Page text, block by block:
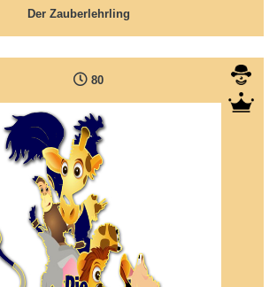
Der Zauberlehrling
80
Stadtmusikanten im Zoo
chaotisches Vergnügen